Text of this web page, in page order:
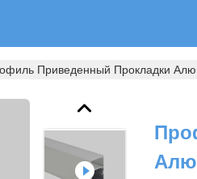
Приведенный Прокладки